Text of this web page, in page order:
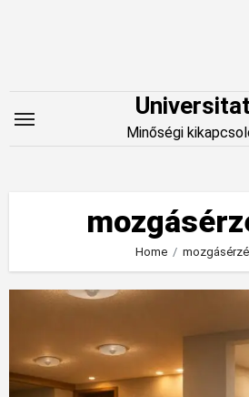
Minőségi
Home